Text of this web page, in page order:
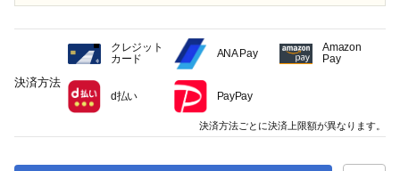
決済方法
クレジット
カード
ANA Pay
Amazon
Pay
d払い PayPay
決済方法ごとに決済上限額が異なります。